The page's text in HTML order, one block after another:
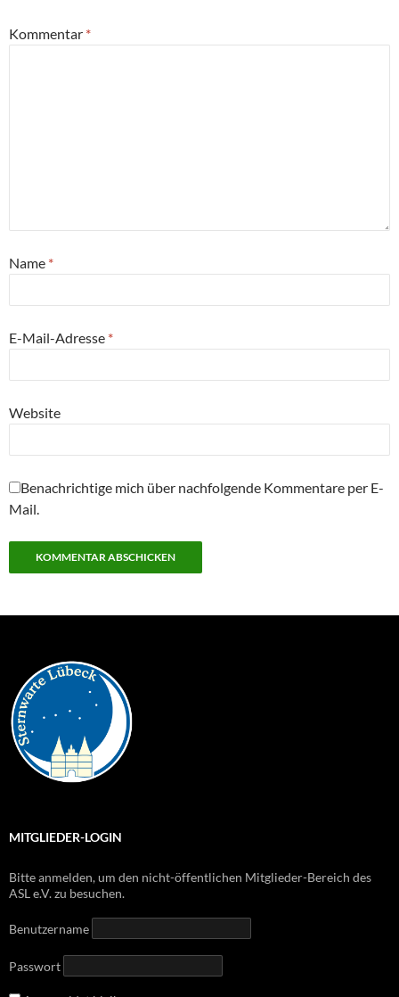
Kommentar *
Name *
E-Mail-Adresse *
Website
Benachrichtige mich über nachfolgende Kommentare per E-
Mail.
MITGLIEDER-LOGIN
Bitte anmelden, um den nicht-öffentlichen Mitglieder-Bereich des
ASL e.V. zu besuchen.
Benutzername
Passwort